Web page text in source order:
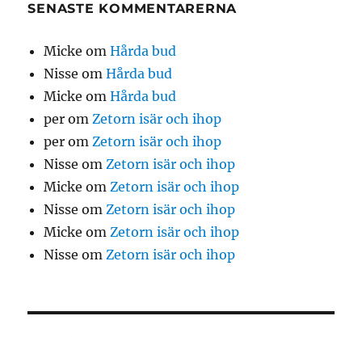
SENASTE KOMMENTARERNA
Micke omHårda bud
Nisse omHårda bud
Micke omHårda bud
per omZetorn isär och ihop
per omZetorn isär och ihop
Nisse omZetorn isär och ihop
Micke omZetorn isär och ihop
Nisse omZetorn isär och ihop
Micke omZetorn isär och ihop
Nisse omZetorn isär och ihop